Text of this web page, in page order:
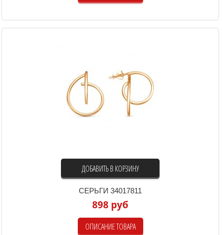
ДОБАВИТЬ В КОРЗИНУ
СЕРЬГИ 34017811
898 руб
ОПИСАНИЕ ТОВАРА